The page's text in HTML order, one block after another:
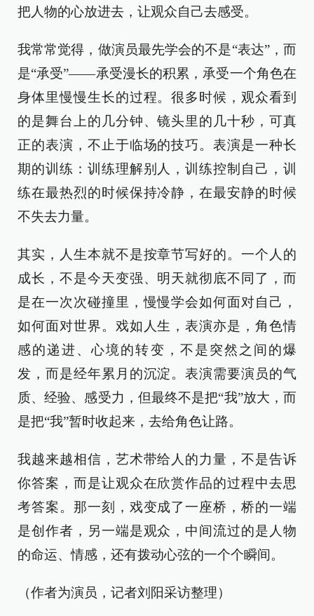
把人物的心放进去，让观众自己去感受。
我常常觉得，做演员最先学会的不是“表达”，而
是“承受”——承受漫长的积累，承受一个角色在
身体里慢慢生长的过程。很多时候，观众看到
的是舞台上的几分钟、镜头里的几十秒，可真
正的表演，不止于临场的技巧。表演是一种长
期的训练：训练理解别人，训练控制自己，训
练在最热烈的时候保持冷静，在最安静的时候
不失去力量。
其实，人生本就不是按章节写好的。一个人的
成长，不是今天变强、明天就彻底不同了，而
是在一次次碰撞里，慢慢学会如何面对自己，
如何面对世界。戏如人生，表演亦是，角色情
感的递进、心境的转变，不是突然之间的爆
发，而是经年累月的沉淀。表演需要演员的气
质、经验、感受力，但最终不是把“我”放大，而
是把“我”暂时收起来，去给角色让路。
我越来越相信，艺术带给人的力量，不是告诉
你答案，而是让观众在欣赏作品的过程中去思
考答案。那一刻，戏变成了一座桥，桥的一端
是创作者，另一端是观众，中间流过的是人物
的命运、情感，还有拨动心弦的一个个瞬间。
（作者为演员，记者刘阳采访整理）